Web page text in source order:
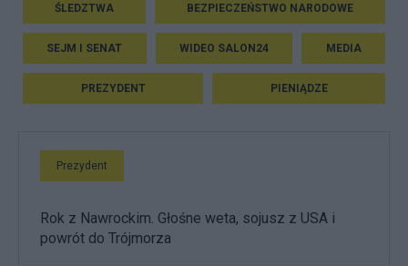
ŚLEDZTWA BEZPIECZEŃSTWO NARODOWE
SEJM I SENAT WIDEO SALON24 MEDIA
PREZYDENT PIENIĄDZE
Prezydent
Rok z Nawrockim. Głośne weta, sojusz z USA i
powrót do Trójmorza